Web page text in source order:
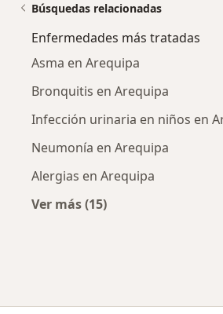
Búsquedas relacionadas
Enfermedades más tratadas
Asma en Arequipa
Bronquitis en Arequipa
Infección urinaria en niños en
Neumonía en Arequipa
Alergias en Arequipa
Ver más (15)